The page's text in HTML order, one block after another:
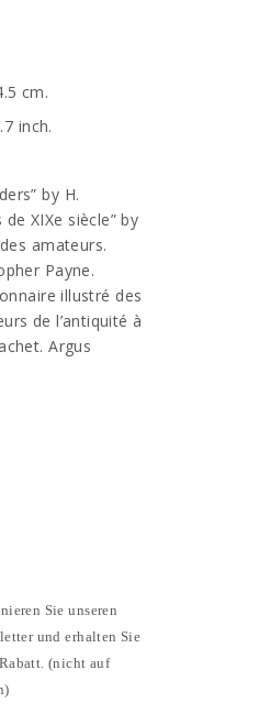
cm.
inch.
by H.
XIXe siècle” by
amateurs.
Payne.
illustré des
de l’antiquité à
Argus
Sie unseren
und erhalten Sie
(nicht auf